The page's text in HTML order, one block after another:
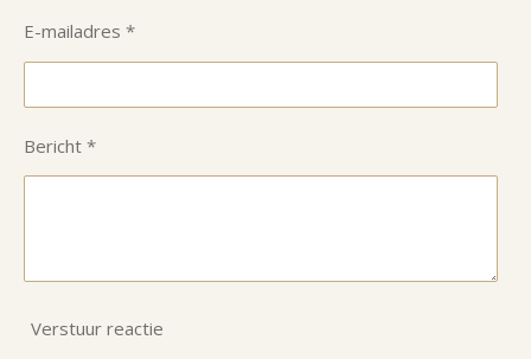
E-mailadres *
Bericht *
Verstuur reactie